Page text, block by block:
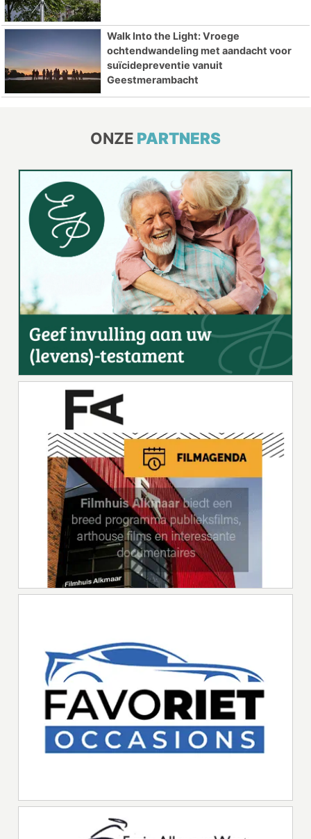
Walk Into the Light: Vroege
ochtendwandeling met aandacht voor
suïcidepreventie vanuit
Geestmerambacht
ONZE PARTNERS